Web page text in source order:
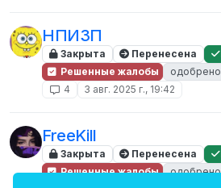
НПИЗП
Закрыта Перенесена
Решенные жалобы
одобрено
4
3 авг. 2025 г., 19:42
FreeKill
Закрыта Перенесена
Решенные жалобы
одобрено